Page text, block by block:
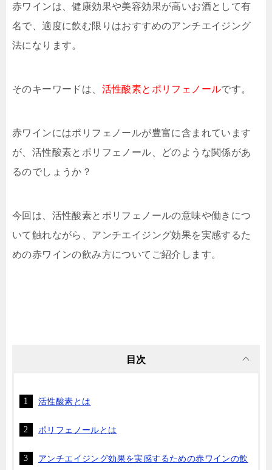
赤ワインは、健康効果や美容効果が高いお酒として有
名で、適度に飲む限りはおすすめのアンチエイジング
法になります。
そのキーワードは、 活性酸素とポリフェノールです。
赤ワインにはポリフェノールが豊富に含まれています
が、活性酸素とポリフェノール、どのような関係があ
るのでしょうか？
今回は、活性酸素とポリフェノールの意味や働きにつ
いて触れながら、アンチエイジング効果を実感するた
めの赤ワインの飲み方についてご紹介します。
目次
活性酸素とは
ポリフェノールとは
アンチエイジング効果を実感するための赤ワインの飲